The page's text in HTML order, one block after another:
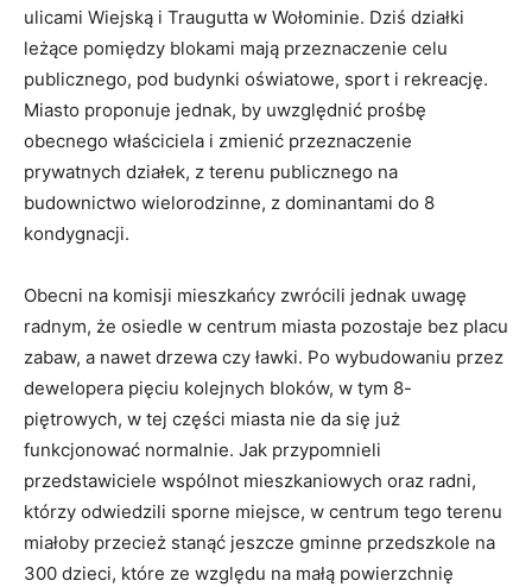
ulicami Wiejską i Traugutta w Wołominie. Dziś działki
leżące pomiędzy blokami mają przeznaczenie celu
publicznego, pod budynki oświatowe, sport i rekreację.
Miasto proponuje jednak, by uwzględnić prośbę
obecnego właściciela i zmienić przeznaczenie
prywatnych działek, z terenu publicznego na
budownictwo wielorodzinne, z dominantami do 8
kondygnacji.
Obecni na komisji mieszkańcy zwrócili jednak uwagę
radnym, że osiedle w centrum miasta pozostaje bez placu
zabaw, a nawet drzewa czy ławki. Po wybudowaniu przez
dewelopera pięciu kolejnych bloków, w tym 8-
piętrowych, w tej części miasta nie da się już
funkcjonować normalnie. Jak przypomnieli
przedstawiciele wspólnot mieszkaniowych oraz radni,
którzy odwiedzili sporne miejsce, w centrum tego terenu
miałoby przecież stanąć jeszcze gminne przedszkole na
300 dzieci, które ze względu na małą powierzchnię